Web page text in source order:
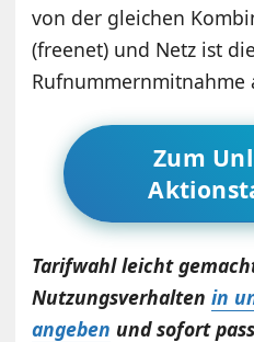
von der gleichen
(freenet) und Netz ist die
Rufnummernmitnahme
Zum
Tarifwahl leicht
Nutzungsverhaltenin
angeben und sofort